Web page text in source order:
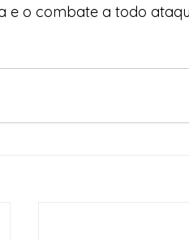
e o combate a todo